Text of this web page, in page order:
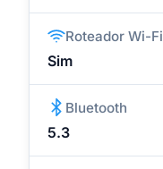
Roteador Wi-Fi
Sim
Bluetooth
5.3